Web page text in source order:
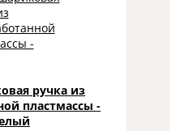
ручка из
пластмассы -